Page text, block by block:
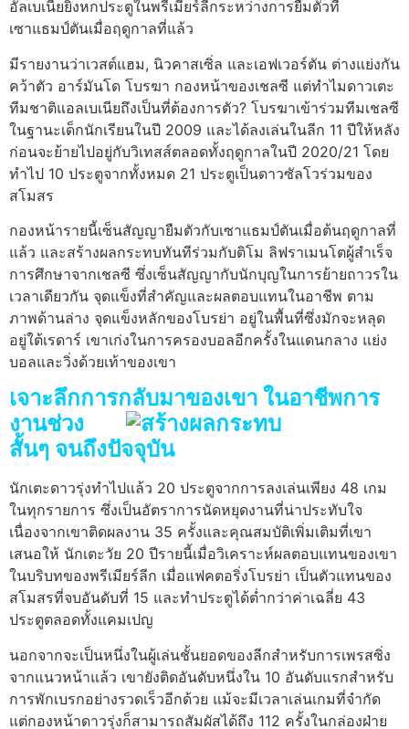
อัลเบเนียยิงหกประตูในพรีเมียร์ลีกระหว่างการยืมตัวที่
เซาแธมป์ตันเมื่อฤดูกาลที่แล้ว
มีรายงานว่าเวสต์แฮม, นิวคาสเซิ่ล และเอฟเวอร์ตัน ต่างแย่งกัน
คว้าตัว อาร์มันโด โบรฆา กองหน้าของเชลซี แต่ทำไมดาวเตะ
ทีมชาติแอลเบเนียถึงเป็นที่ต้องการตัว? โบรฆาเข้าร่วมทีมเชลซี
ในฐานะเด็กนักเรียนในปี 2009 และได้ลงเล่นในลีก 11 ปีให้หลัง
ก่อนจะย้ายไปอยู่กับวิเทสส์ตลอดทั้งฤดูกาลในปี 2020/21 โดย
ทำไป 10 ประตูจากทั้งหมด 21 ประตูเป็นดาวซัลโวร่วมของ
สโมสร
กองหน้ารายนี้เซ็นสัญญายืมตัวกับเซาแธมป์ตันเมื่อต้นฤดูกาลที่
แล้ว และสร้างผลกระทบทันทีร่วมกับติโม ลิฟราเมนโตผู้สำเร็จ
การศึกษาจากเชลซี ซึ่งเซ็นสัญญากับนักบุญในการย้ายถาวรใน
เวลาเดียวกัน จุดแข็งที่สำคัญและผลตอบแทนในอาชีพ ตาม
ภาพด้านล่าง จุดแข็งหลักของโบรย่า อยู่ในพื้นที่ซึ่งมักจะหลุด
อยู่ใต้เรดาร์ เขาเก่งในการครองบอลอีกครั้งในแดนกลาง แย่ง
บอลและวิ่งด้วยเท้าของเขา
เจาะลึกการกลับมาของเขา ในอาชีพการ
งานช่วง
สั้นๆ จนถึงปัจจุบัน
นักเตะดาวรุ่งทำไปแล้ว 20 ประตูจากการลงเล่นเพียง 48 เกม
ในทุกรายการ ซึ่งเป็นอัตราการนัดหยุดงานที่น่าประทับใจ
เนื่องจากเขาติดผลงาน 35 ครั้งและคุณสมบัติเพิ่มเติมที่เขา
เสนอให้ นักเตะวัย 20 ปีรายนี้เมื่อวิเคราะห์ผลตอบแทนของเขา
ในบริบทของพรีเมียร์ลีก เมื่อแฟคตอริ่งโบรย่า เป็นตัวแทนของ
สโมสรที่จบอันดับที่ 15 และทำประตูได้ต่ำกว่าค่าเฉลี่ย 43
ประตูตลอดทั้งแคมเปญ
นอกจากจะเป็นหนึ่งในผู้เล่นชั้นยอดของลีกสำหรับการเพรสซิ่ง
จากแนวหน้าแล้ว เขายังติดอันดับหนึ่งใน 10 อันดับแรกสำหรับ
การพักเบรกอย่างรวดเร็วอีกด้วย แม้จะมีเวลาเล่นเกมที่จำกัด
แต่กองหน้าดาวรุ่งก็สามารถสัมผัสได้ถึง 112 ครั้งในกล่องฝ่าย